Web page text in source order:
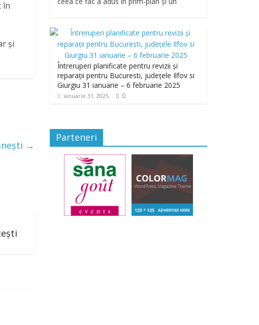
în
și
→
Întreruperi planificate pentru revizii și
reparații pentru Bucuresti, județele Ilfov si
Giurgiu 31 ianuarie – 6 februarie 2025
ianuarie 31, 2025 0
Parteneri